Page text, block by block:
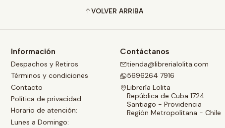
VOLVER ARRIBA
Información
Despachos y Retiros
Términos y condiciones
Contacto
Política de privacidad
Horario de atención:
Lunes a Domingo:
Contáctanos
tienda@librerialolita.com
5696264 7916
Librería Lolita
República de Cuba 1724
Santiago - Providencia
Región Metropolitana - Chile